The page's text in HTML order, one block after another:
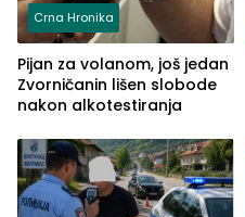
Crna Hronika
Pijan za volanom, još jedan
Zvorničanin lišen slobode
nakon alkotestiranja